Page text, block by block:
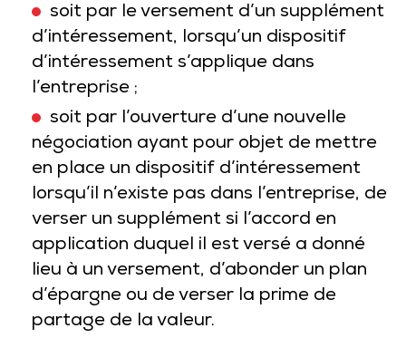
soit par le versement d’un supplément
d’intéressement, lorsqu’un dispositif
d’intéressement s’applique dans
l’entreprise ;
soit par l’ouverture d’une nouvelle
négociation ayant pour objet de mettre
en place un dispositif d’intéressement
lorsqu’il n’existe pas dans l’entreprise, de
verser un supplément si l’accord en
application duquel il est versé a donné
lieu à un versement, d’abonder un plan
d’épargne ou de verser la prime de
partage de la valeur.